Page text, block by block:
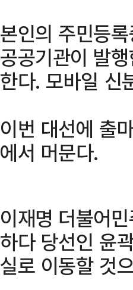
본인의 주민등
공공기관이 발
한다. 모바일 신
이번 대선에 출
에서 머문다.
이재명 더불어
하다 당선인 윤
실로 이동할 것